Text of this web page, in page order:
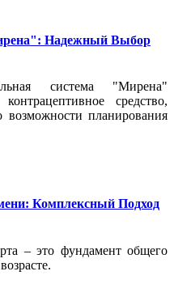
Надежный Выбор
система "Мирена"
средство,
возможности планирования
Комплексный Подход
– это фундамент общего